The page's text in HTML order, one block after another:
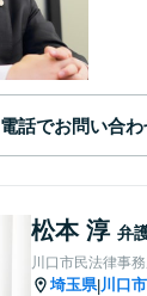
電話でお問い合わ
松本 淳 弁
川口市民法律事
埼玉県|川口市